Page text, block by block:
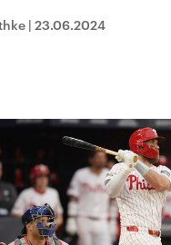
den Parteien
anstehenden
| 23.06.2024